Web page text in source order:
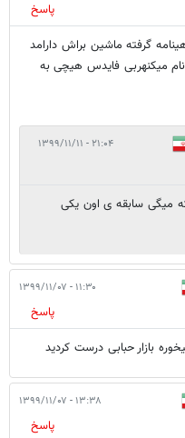
پاسخ
گرفته ماشین براش دارامد
میکنهربی فایدس هیچی به
۲۱:۰۴ - ۱۳۹۹/۱۱/۱۱
میگی سابقه ی اون یکی
۱۱:۳۰ - ۱۳۹۹/۱۱/۰۷
پاسخ
بازار حبابی درست کردید
۱۳:۳۸ - ۱۳۹۹/۱۱/۰۷
پاسخ